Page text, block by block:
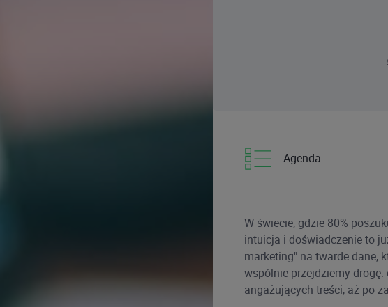
Agenda
W świecie, gdzie 80%
intuicja i doświadczenie to
marketing" na twarde dane,
wspólnie przejdziemy
angażujących treści, aż po